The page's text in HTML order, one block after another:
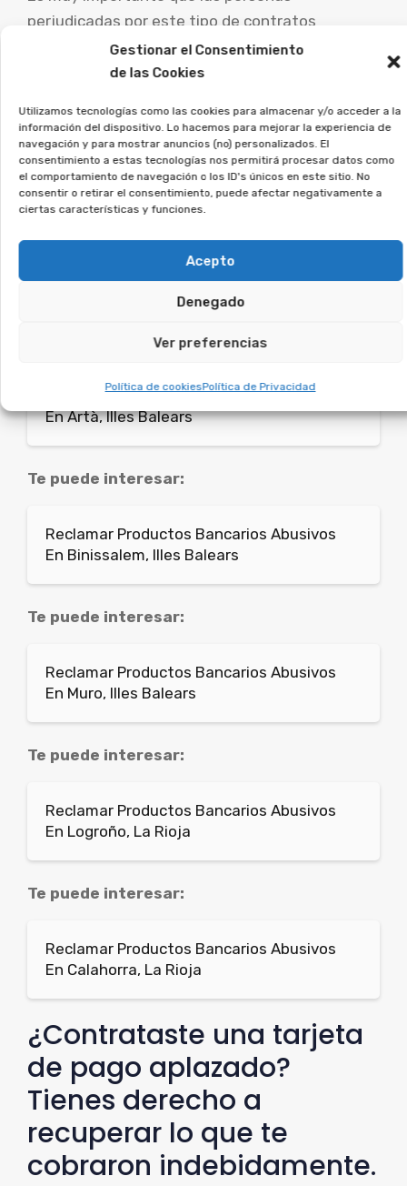
Gestionar el Consentimiento
de las Cookies
Utilizamos tecnologías como las cookies para almacenar y/o acceder a la
información del dispositivo. Lo hacemos para mejorar la experiencia de
navegación y para mostrar anuncios (no) personalizados. El
consentimiento a estas tecnologías nos permitirá procesar datos como
el comportamiento de navegación o los ID's únicos en este sitio. No
consentir o retirar el consentimiento, puede afectar negativamente a
ciertas características y funciones.
Acepto
Denegado
Ver preferencias
Política de cookiesPolítica de Privacidad
perjudicadas por este tipo de contratos
busquen consejo de abogados especialistas
para analizar su caso concreto y explorar las
Desde la Asociación Afeban
trabajamos para los
consumidores a reclamar lo
que les corresponde.
Si estás en esta situación, deja tus datos, y lo
Te puede interesar:
Reclamar Productos Bancarios Abusivos
En Artà, Illes Balears
Te puede interesar:
Reclamar Productos Bancarios Abusivos
En Binissalem, Illes Balears
Te puede interesar:
Reclamar Productos Bancarios Abusivos
En Muro, Illes Balears
Te puede interesar:
Reclamar Productos Bancarios Abusivos
En Logroño, La Rioja
Te puede interesar:
Reclamar Productos Bancarios Abusivos
En Calahorra, La Rioja
¿Contrataste una tarjeta
de pago aplazado?
Tienes derecho a
recuperar lo que te
cobraron indebidamente.